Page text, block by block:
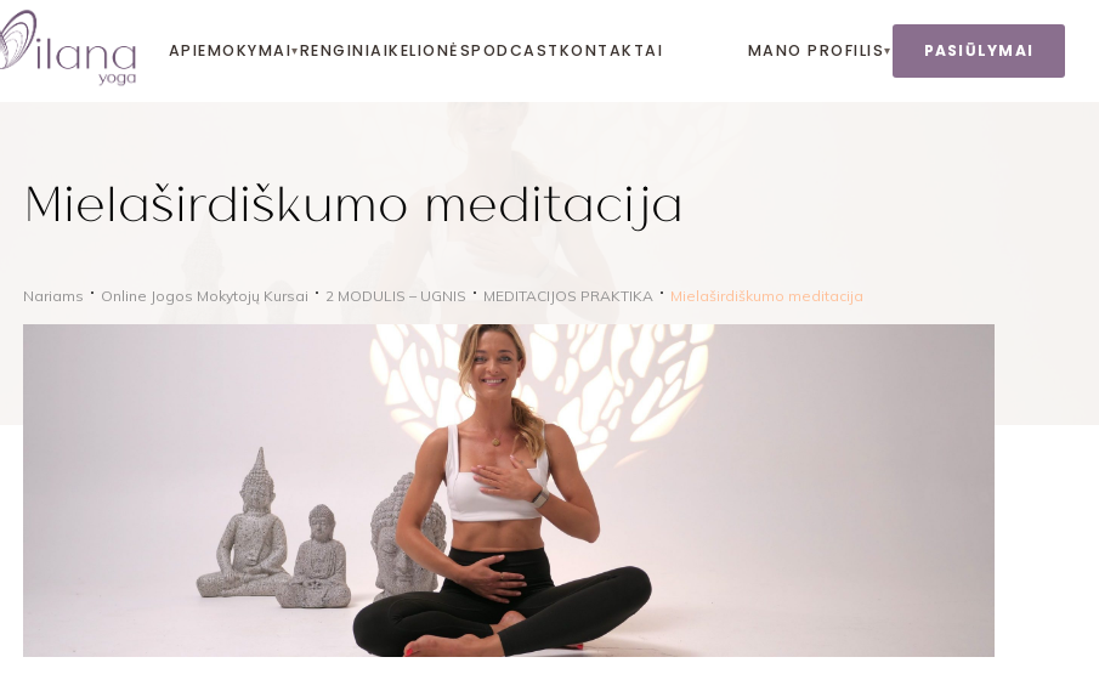
APIEMOKYMAI▾RENGINIAIKELIONĖSPODCASTKONTAKTAI MANO PROFILIS▾ PASIŪLYMAI
Mielaširdiškumo meditacija
Nariams Online Jogos Mokytojų Kursai 2 MODULIS – UGNIS MEDITACIJOS PRAKTIKA Mielaširdiškumo meditacija